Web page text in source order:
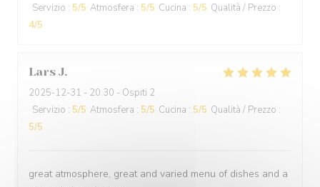
Servizio : 5/5 Atmosfera : 5/5 Cucina : 5/5 Qualità / Prezzo :
4/5
Lars J
2025-12-31 - 20:30 - Ospiti 2
Servizio : 5/5 Atmosfera : 5/5 Cucina : 5/5 Qualità / Prezzo :
5/5
great atmosphere, great and varied menu of dishes and a